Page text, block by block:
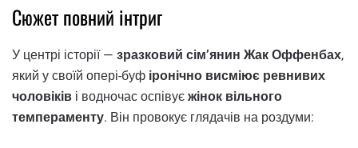
Сюжет повний інтриг
У центрі історії — зразковий сім’янин Жак Оффенбах,
який у своїй опері-буф іронічно висміює ревнивих
чоловіків і водночас оспівує жінок вільного
темпераменту. Він провокує глядачів на роздуми: